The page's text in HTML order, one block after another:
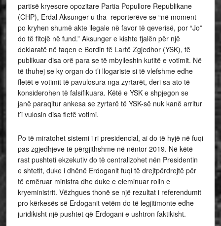
partisë kryesore opozitare Partia Popullore Republikane
(CHP), Erdal Aksunger u tha reporterëve se “në moment
po kryhen shumë akte ilegale në favor të qeverisë, por “Jo”
do të fitojë në fund.” Aksunger e kishte fjalën për një
deklaratë në faqen e Bordin të Lartë Zgjedhor (YSK), të
publikuar disa orë para se të mbylleshin kutitë e votimit. Në
të thuhej se ky organ do t’i llogariste si të vlefshme edhe
fletët e votimit të pavulosura nga zyrtarët, deri sa ato të
konsiderohen të falsifikuara. Këtë e YSK e shpjegon se
janë paraqitur ankesa se zyrtarë të YSK-së nuk kanë arritur
t’i vulosin disa fletë votimi.
Po të miratohet sistemi i ri presidencial, ai do të hyjë në fuqi
pas zgjedhjeve të përgjithshme në nëntor 2019. Në këtë
rast pushteti ekzekutiv do të centralizohet nën Presidentin
e shtetit, duke i dhënë Erdoganit fuqi të drejtpërdrejtë për
të emëruar ministra dhe duke e eleminuar rolin e
kryeministrit. Vëzhgues thonë se një rezultat i referendumit
pro kërkesës së Erdoganit vetëm do të legjitimonte edhe
juridikisht një pushtet që Erdogani e ushtron faktikisht.